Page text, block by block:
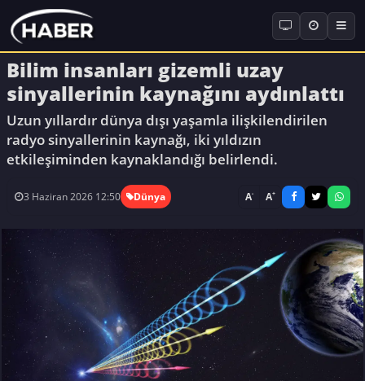
Bilim insanları gizemli uzay
sinyallerinin kaynağını aydınlattı
Uzun yıllardır dünya dışı yaşamla ilişkilendirilen
radyo sinyallerinin kaynağı, iki yıldızın
etkileşiminden kaynaklandığı belirlendi.
3 Haziran 2026 12:50 Dünya A- A+